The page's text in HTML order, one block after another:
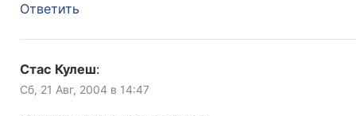
Ответить
Стас Кулеш:
Сб, 21 Авг, 2004 в 14:47